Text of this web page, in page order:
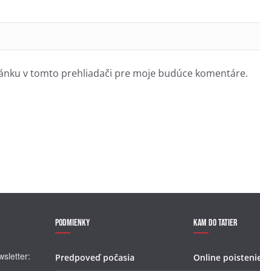
v tomto prehliadači pre moje budúce komentáre.
Podmienky
Predpoveď počasia
Kam do Tatier
Online